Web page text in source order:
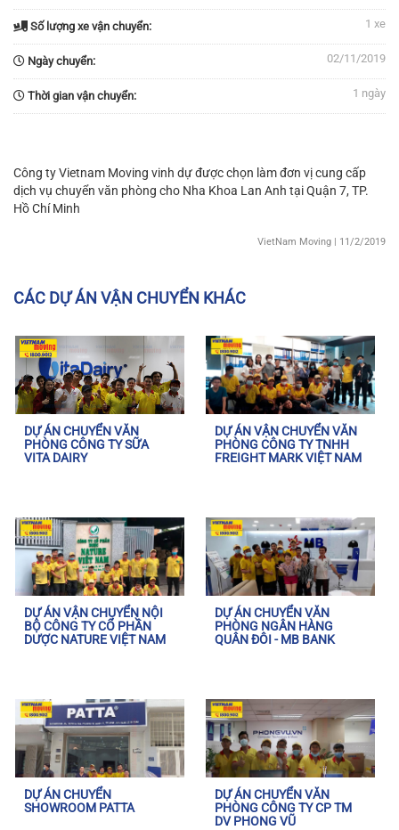
Số lượng xe vận chuyển: 1 xe
Ngày chuyển: 02/11/2019
Thời gian vận chuyển: 1 ngày
Công ty Vietnam Moving vinh dự được chọn làm đơn vị cung cấp
dịch vụ chuyển văn phòng cho Nha Khoa Lan Anh tại Quận 7, TP.
Hồ Chí Minh
VietNam Moving | 11/2/2019
CÁC DỰ ÁN VẬN CHUYỂN KHÁC
DỰ ÁN CHUYỂN VĂN
PHÒNG CÔNG TY SỮA
VITA DAIRY
DỰ ÁN VẬN CHUYỂN VĂN
PHÒNG CÔNG TY TNHH
FREIGHT MARK VIỆT NAM
DỰ ÁN VẬN CHUYỂN NỘI
BỘ CÔNG TY CỔ PHẦN
DƯỢC NATURE VIỆT NAM
DỰ ÁN CHUYỂN VĂN
PHÒNG NGÂN HÀNG
QUÂN ĐÔI - MB BANK
DỰ ÁN CHUYỂN
SHOWROOM PATTA
DỰ ÁN CHUYỂN VĂN
PHÒNG CÔNG TY CP TM
DV PHONG VŨ